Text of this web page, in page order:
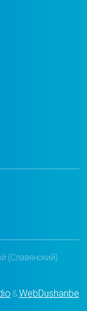
(Славянский)
&WebDushanbe